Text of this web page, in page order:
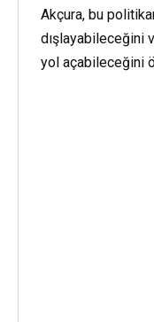
Akçura, bu
dışlayabileceğini
yol açabileceğini